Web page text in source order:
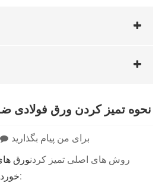
نحوه تمیز کردن ورق فولادی
برای من پیام بگذارید
روش های اصلی تمیز کردنورق
شامل موارد زیر است: